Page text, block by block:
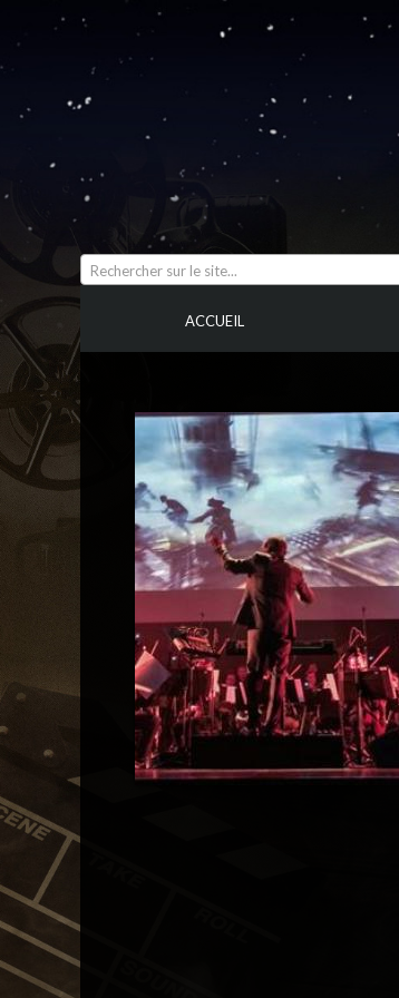
Rechercher sur le site...
ACCUEIL